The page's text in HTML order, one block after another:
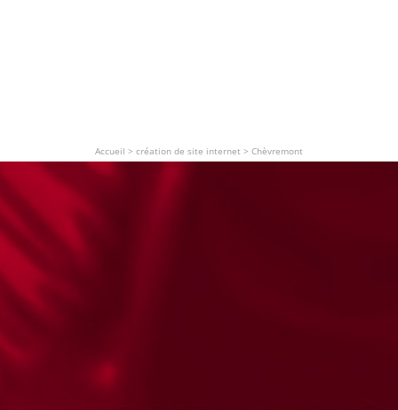
Accueil > création de site internet > Chèvremont